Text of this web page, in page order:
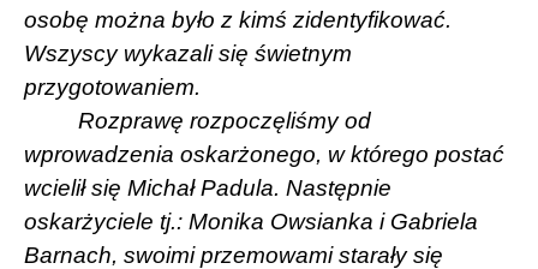
osobę można było z kimś zidentyfikować.
Wszyscy wykazali się świetnym
przygotowaniem.
Rozprawę rozpoczęliśmy od
wprowadzenia oskarżonego, w którego postać
wcielił się Michał Padula. Następnie
oskarżyciele tj.: Monika Owsianka i Gabriela
Barnach, swoimi przemowami starały się